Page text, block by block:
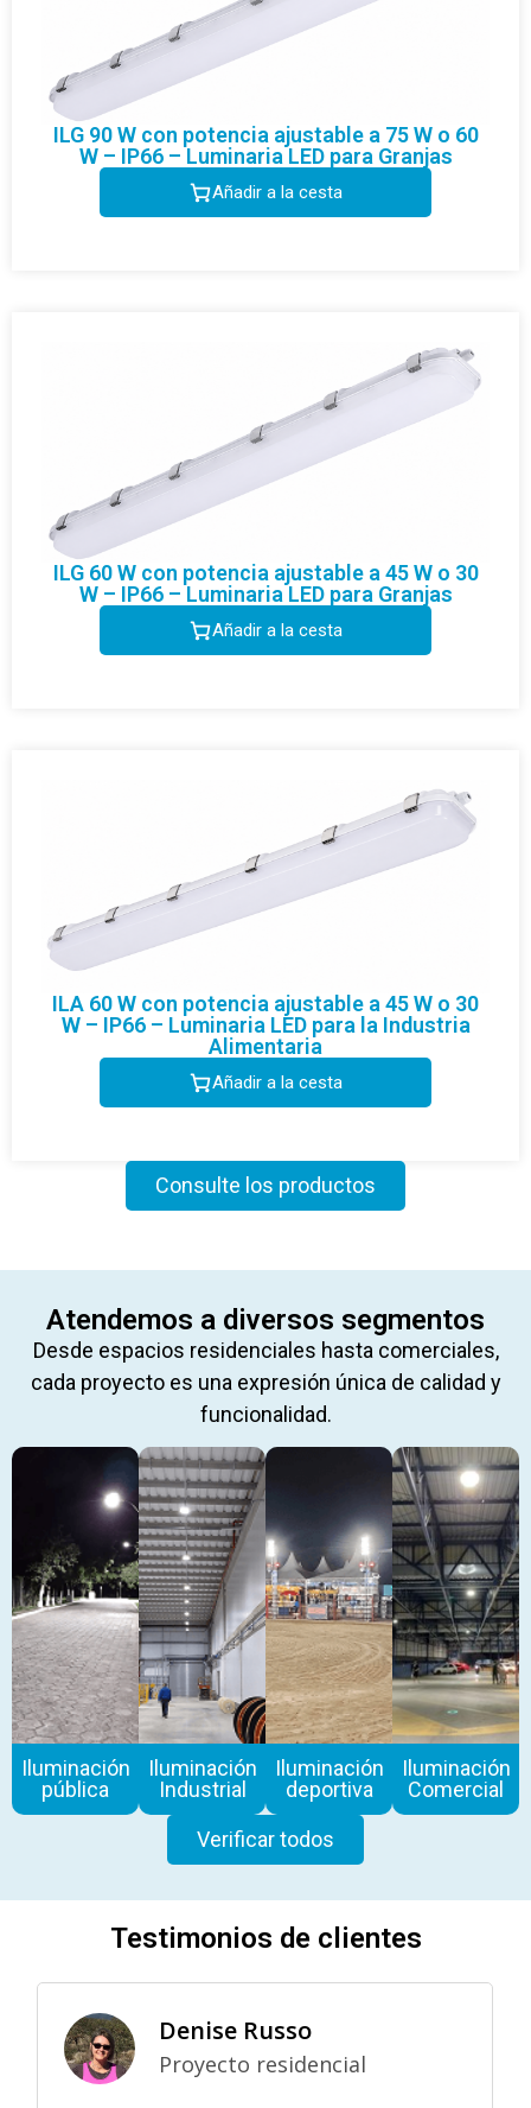
ILG 90 W con potencia ajustable a 75 W o 60
W – IP66 – Luminaria LED para Granjas
Añadir a la cesta
ILG 60 W con potencia ajustable a 45 W o 30
W – IP66 – Luminaria LED para Granjas
Añadir a la cesta
ILA 60 W con potencia ajustable a 45 W o 30
W – IP66 – Luminaria LED para la Industria
Alimentaria
Añadir a la cesta
Consulte los productos
Atendemos a diversos segmentos
Desde espacios residenciales hasta comerciales,
cada proyecto es una expresión única de calidad y
funcionalidad.
Iluminación
pública
Iluminación
Industrial
Iluminación
deportiva
Iluminación
Comercial
Verificar todos
Testimonios de clientes
Denise Russo
Proyecto residencial